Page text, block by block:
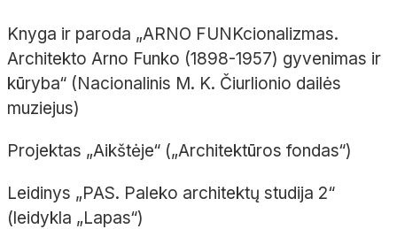
Knyga ir paroda „ARNO FUNKcionalizmas.
Architekto Arno Funko (1898-1957) gyvenimas ir
kūryba“ (Nacionalinis M. K. Čiurlionio dailės
muziejus)
Projektas „Aikštėje“ („Architektūros fondas“)
Leidinys „PAS. Paleko architektų studija 2“
(leidykla „Lapas“)